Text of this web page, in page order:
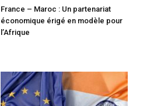
France – Maroc : Un partenariat
économique érigé en modèle pour
l’Afrique